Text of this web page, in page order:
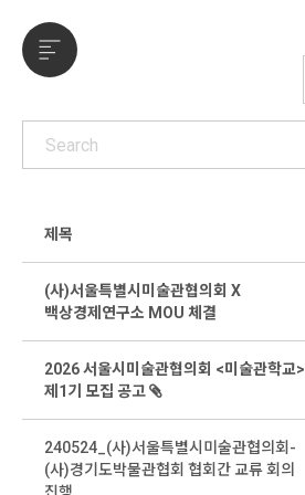
제목
(사)서울특별시미술관협의회 X
백상경제연구소 MOU 체결
2026 서울시미술관협의회 <미술관학교>
제1기 모집 공고
240524_(사)서울특별시미술관협의회-
(사)경기도박물관협회 협회간 교류 회의